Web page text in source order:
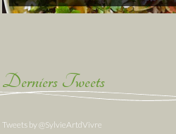
Derniers Tweets
Tweets by @SylvieArtdVivre